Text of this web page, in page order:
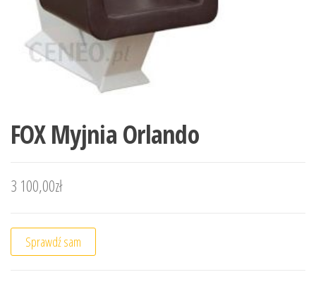
FOX Myjnia Orlando
3 100,00zł
Sprawdź sam